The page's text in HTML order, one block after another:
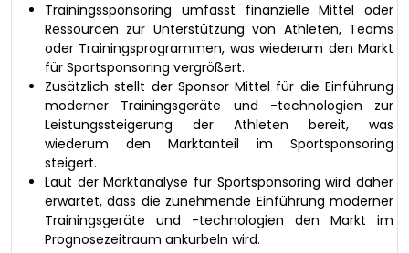
Trainingssponsoring umfasst finanzielle Mittel oder
Ressourcen zur Unterstützung von Athleten, Teams
oder Trainingsprogrammen, was wiederum den Markt
für Sportsponsoring vergrößert.
Zusätzlich stellt der Sponsor Mittel für die Einführung
moderner Trainingsgeräte und -technologien zur
Leistungssteigerung der Athleten bereit, was
wiederum den Marktanteil im Sportsponsoring
steigert.
Laut der Marktanalyse für Sportsponsoring wird daher
erwartet, dass die zunehmende Einführung moderner
Trainingsgeräte und -technologien den Markt im
Prognosezeitraum ankurbeln wird.